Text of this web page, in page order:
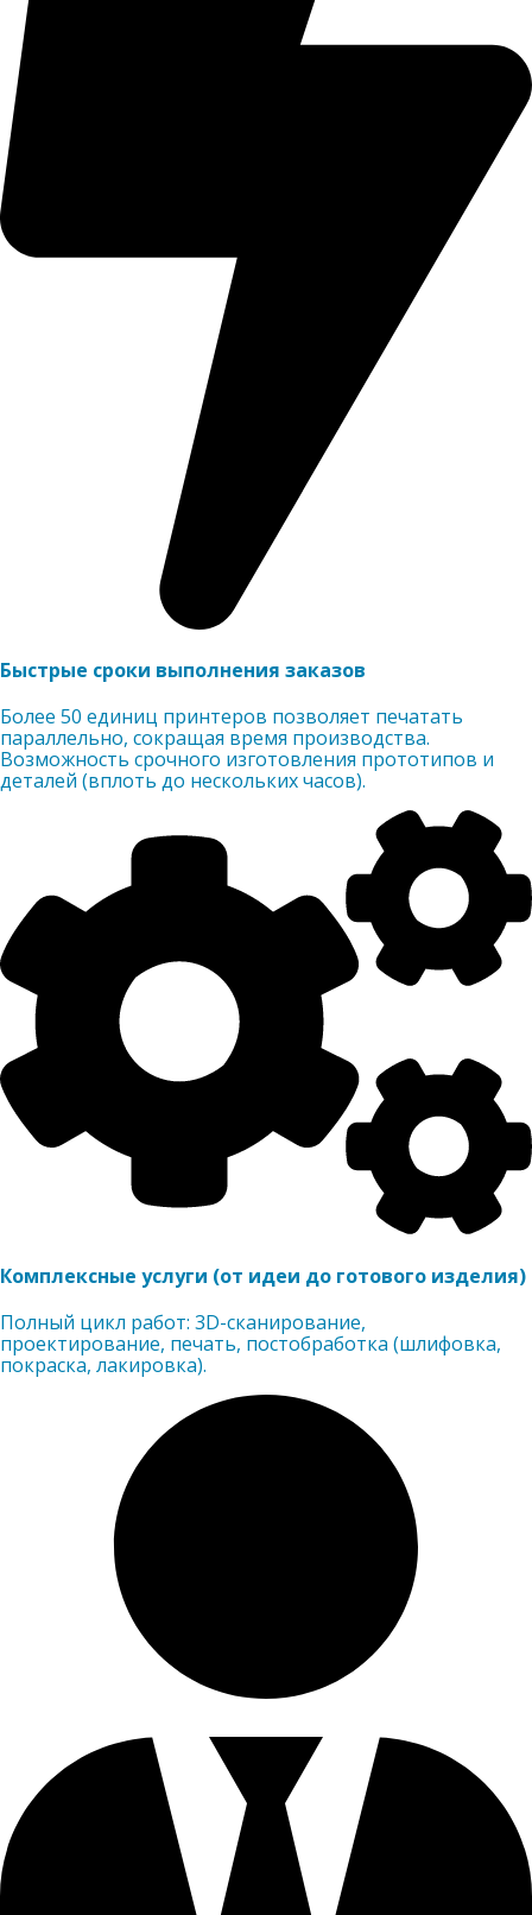
Быстрые сроки выполнения заказов
Более 50 единиц принтеров позволяет печатать
параллельно, сокращая время производства.
Возможность срочного изготовления прототипов и
деталей (вплоть до нескольких часов).
Комплексные услуги (от идеи до готового изделия)
Полный цикл работ: 3D-сканирование,
проектирование, печать, постобработка (шлифовка,
покраска, лакировка).